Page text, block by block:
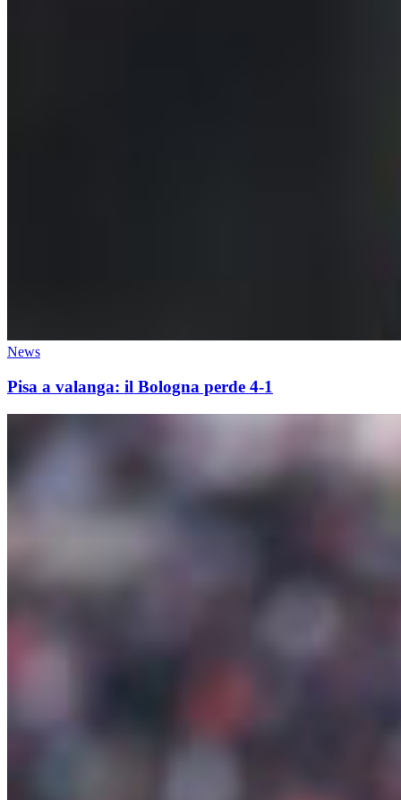
News
Pisa a valanga: il Bologna perde 4-1